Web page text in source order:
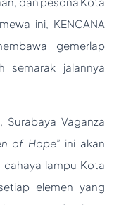
ini, KENCANA
gemerlap
semarak jalannya
Surabaya Vaganza
of Hope” ini akan
cahaya lampu Kota
elemen yang